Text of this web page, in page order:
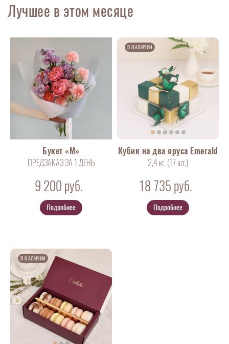
Лучшее в этом месяце
Букет «М»
ПРЕДЗАКАЗ ЗА 1 ДЕНЬ
9 200 руб.
Подробнее
В НАЛИЧИИ
Кубик на два яруса Emerald
2,4 кг. (17шт.)
18 735 руб.
Подробнее
В НАЛИЧИИ